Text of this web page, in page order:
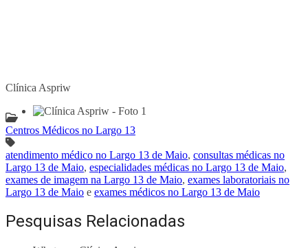
Clínica Aspriw
Centros Médicos no Largo 13
atendimento médico no Largo 13 de Maio, consultas médicas no
Largo 13 de Maio, especialidades médicas no Largo 13 de Maio,
exames de imagem na Largo 13 de Maio, exames laboratoriais no
Largo 13 de Maio e exames médicos no Largo 13 de Maio
Pesquisas Relacionadas